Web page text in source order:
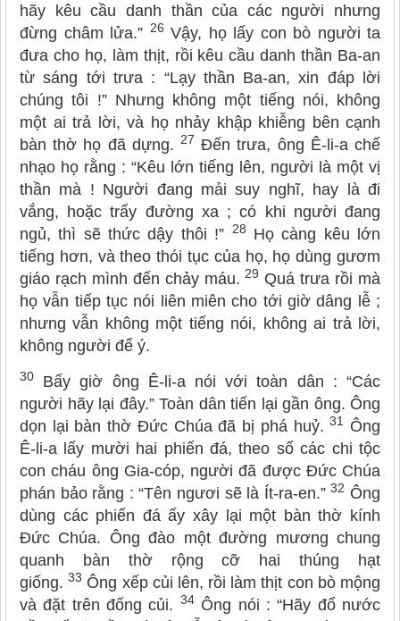
hãy kêu cầu danh thần của các người nhưng
đừng châm lửa.” 26 Vậy, họ lấy con bò người ta
đưa cho họ, làm thịt, rồi kêu cầu danh thần Ba-an
từ sáng tới trưa : “Lạy thần Ba-an, xin đáp lời
chúng tôi !” Nhưng không một tiếng nói, không
một ai trả lời, và họ nhảy khập khiễng bên cạnh
bàn thờ họ đã dựng. 27 Đến trưa, ông Ê-li-a chế
nhạo họ rằng : “Kêu lớn tiếng lên, người là một vị
thần mà ! Người đang mải suy nghĩ, hay là đi
vắng, hoặc trẩy đường xa ; có khi người đang
ngủ, thì sẽ thức dậy thôi !”
28
Họ càng kêu lớn
tiếng hơn, và theo thói tục của họ, họ dùng gươm
giáo rạch mình đến chảy máu.29 Quá trưa rồi mà
họ vẫn tiếp tục nói liên miên cho tới giờ dâng lễ ;
nhưng vẫn không một tiếng nói, không ai trả lời,
không người để ý.
30
Bấy giờ ông Ê-li-a nói với toàn dân : “Các
người hãy lại đây.” Toàn dân tiến lại gần ông. Ông
dọn lại bàn thờ Đức Chúa đã bị phá huỷ.31
Ông
Ê-li-a lấy mười hai phiến đá, theo số các chi tộc
con cháu ông Gia-cóp, người đã được Đức Chúa
phán bảo rằng : “Tên ngươi sẽ là Ít-ra-en.”32 Ông
dùng các phiến đá ấy xây lại một bàn thờ kính
Đức Chúa. Ông đào một đường mương chung
quanh bàn thờ rộng cỡ hai thúng hạt
giống.33 Ông xếp củi lên, rồi làm thịt con bò mộng
và đặt trên đống củi. 34Ông nói : “Hãy đổ nước